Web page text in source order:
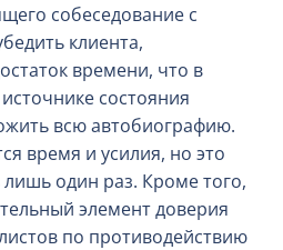
собеседование с
клиента,
времени, что в
состояния
всю автобиографию.
время и усилия, но это
один раз. Кроме того,
элемент доверия
по противодействию